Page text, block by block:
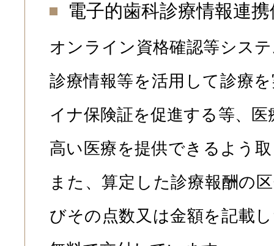
電子的歯科診療情報連
オンライン資格確認等シス
診療情報等を活用して診療
イナ保険証を促進する等、
高い医療を提供できるよう
また、算定した診療報酬の
びその点数又は金額を記載